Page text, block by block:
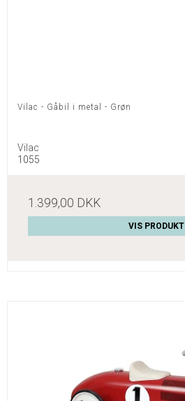
Vilac - Gåbil i metal - Grøn
Vilac
1055
1.399,00 DKK
VIS PRODUKT